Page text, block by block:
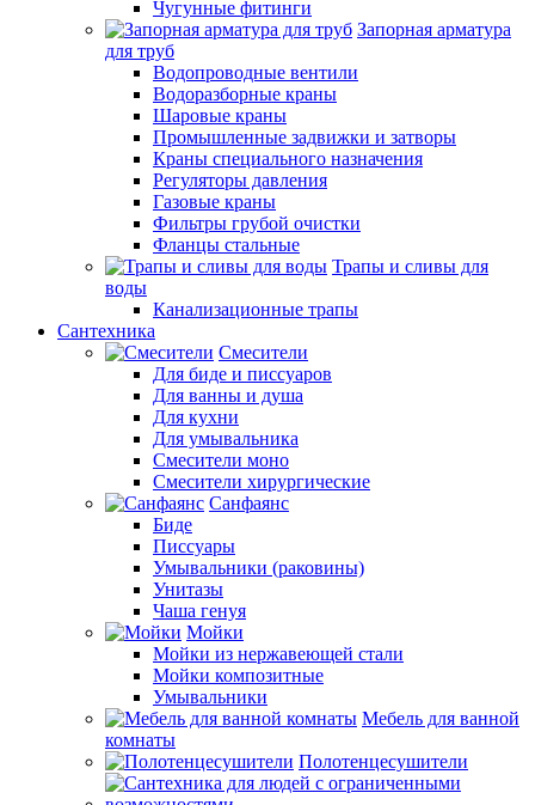
Чугунные фитинги
Запорная арматура
для труб
Водопроводные вентили
Водоразборные краны
Шаровые краны
Промышленные задвижки и затворы
Краны специального назначения
Регуляторы давления
Газовые краны
Фильтры грубой очистки
Фланцы стальные
Трапы и сливы для
воды
Канализационные трапы
Сантехника
Смесители
Для биде и писсуаров
Для ванны и душа
Для кухни
Для умывальника
Смесители моно
Смесители хирургические
Санфаянс
Биде
Писсуары
Умывальники (раковины)
Унитазы
Чаша генуя
Мойки
Мойки из нержавеющей стали
Мойки композитные
Умывальники
Мебель для ванной
комнаты
Полотенцесушители